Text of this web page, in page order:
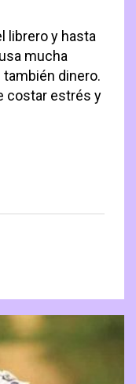
librero y hasta
mucha
dinero.
costar estrés y